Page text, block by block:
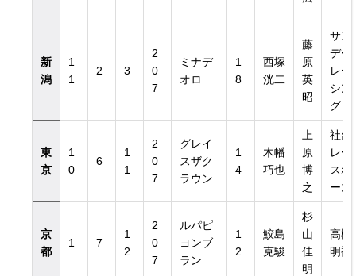
新
潟
1
1
2 3
2
0
7
ミナデ
オロ
1
8
西塚
洸二
藤
原
英
昭
サン
デー
レー
シン
グ
東
京
1
0
6
1
1
2
0
7
グレイ
スザク
ラウン
1
4
木幡
巧也
上
原
博
之
社台
レー
スホ
ース
京
都
1 7
1
2
2
0
7
ルパピ
ヨンブ
ラン
1
2
鮫島
克駿
杉
山
佳
明
高橋
明裕